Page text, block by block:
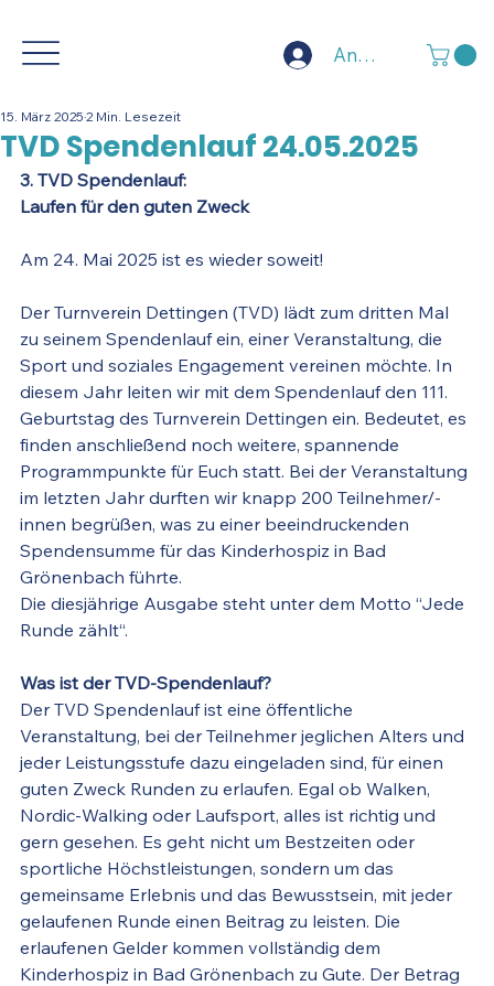
Anmelden
TVD Spendenlauf 24.05.2025
15. März 2025 2 Min. Lesezeit
3. TVD Spendenlauf:
Laufen für den guten Zweck
Am 24. Mai 2025 ist es wieder soweit!
Der Turnverein Dettingen (TVD) lädt zum dritten Mal
zu seinem Spendenlauf ein, einer Veranstaltung, die
Sport und soziales Engagement vereinen möchte. In
diesem Jahr leiten wir mit dem Spendenlauf den 111.
Geburtstag des Turnverein Dettingen ein. Bedeutet, es
finden anschließend noch weitere, spannende
Programmpunkte für Euch statt. Bei der Veranstaltung
im letzten Jahr durften wir knapp 200 Teilnehmer/-
innen begrüßen, was zu einer beeindruckenden
Spendensumme für das Kinderhospiz in Bad
Grönenbach führte.
Die diesjährige Ausgabe steht unter dem Motto “Jede
Runde zählt“.
Was ist der TVD-Spendenlauf?
Der TVD Spendenlauf ist eine öffentliche
Veranstaltung, bei der Teilnehmer jeglichen Alters und
jeder Leistungsstufe dazu eingeladen sind, für einen
guten Zweck Runden zu erlaufen. Egal ob Walken,
Nordic-Walking oder Laufsport, alles ist richtig und
gern gesehen. Es geht nicht um Bestzeiten oder
sportliche Höchstleistungen, sondern um das
gemeinsame Erlebnis und das Bewusstsein, mit jeder
gelaufenen Runde einen Beitrag zu leisten. Die
erlaufenen Gelder kommen vollständig dem
Kinderhospiz in Bad Grönenbach zu Gute. Der Betrag